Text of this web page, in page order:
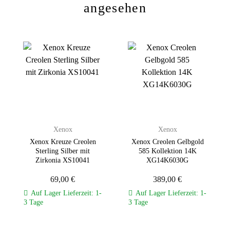
angesehen
Zur
Wunschliste
Xenox
Xenox Kreuze Creolen
Sterling Silber mit
Zirkonia XS10041
69,00 €
Auf Lager Lieferzeit: 1-
3 Tage
Zur
Wunschliste
hinzufügen
Xenox
Xenox Creolen Gelbgold
585 Kollektion 14K
XG14K6030G
389,00 €
Auf Lager Lieferzeit: 1-
3 Tage